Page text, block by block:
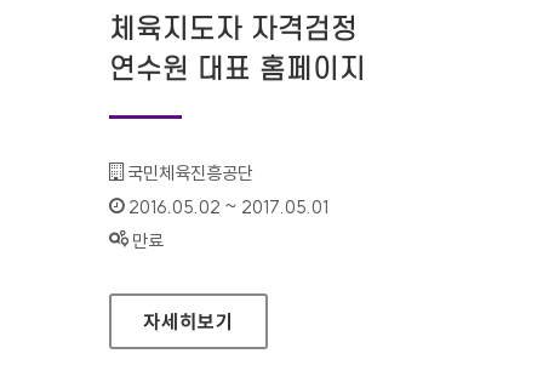
체육지도자 자격검정
연수원 대표 홈페이지
기관명 :
국민체육진흥공단
인증기간 :
2016.05.02 ~ 2017.05.01
상태 :
만료
체육지도자 자격검정 연수원 대표 홈페이지
자세히보기